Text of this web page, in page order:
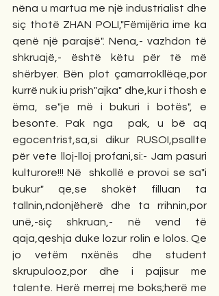
nëna u martua me një industrialist dhe
siç thotë ZHAN POLI,"Fëmijëria ime ka
qenë një parajsë". Nena,- vazhdon të
shkruajë,- është këtu për të më
shërbyer. Bën plot çamarrokllëqe,por
kurrë nuk iu prish"ajka" dhe,kur i thosh e
ëma, se"je më i bukuri i botës", e
besonte. Pak nga  pak, u bë aq
egocentrist,sa,si dikur RUSOI,psallte
për vete lloj-lloj profani,si:- Jam pasuri
kulturore!!! Në  shkollë e provoi se sa"i
bukur" qe,se shokët filluan ta
tallnin,ndonjëherë dhe ta rrihnin,por
unë,-siç shkruan,- në vend të
qaja,qeshja duke lozur rolin e lolos. Qe
jo vetëm nxënës dhe student
skrupulooz,por dhe i pajisur me
talente. Herë merrej me boks;herë me